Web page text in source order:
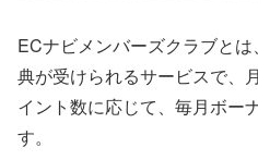
ECナビメンバーズクラブと
典が受けられるサービスで、
イント数に応じて、毎月ボー
す。